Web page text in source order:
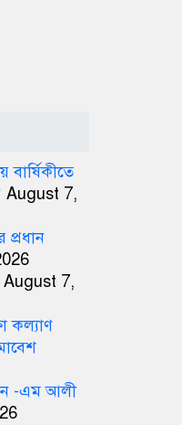
August 7,
প্রধান
August 7,
কল্যাণ
-এম আলী